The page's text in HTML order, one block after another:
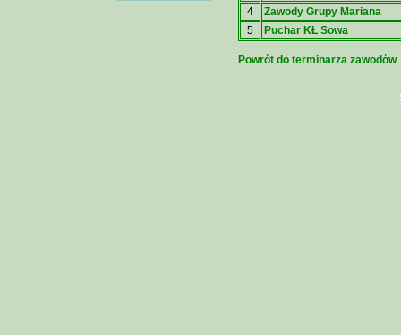
4
Zawody Grupy Mariana
5
Puchar KŁ Sowa
Powrót do terminarza zawodów